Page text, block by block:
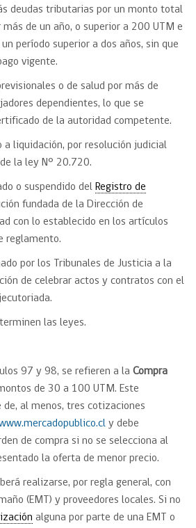
deudas tributarias por un monto total
de un año, o superior a 200 UTM e
período superior a dos años, sin que
vigente.
o de salud por más de
dependientes, lo que se
de la autoridad competente.
a liquidación, por resolución judicial
la ley N° 20.720.
o suspendido del Registro de
fundada de la Dirección de
con lo establecido en los artículos
reglamento.
por los Tribunales de Justicia a la
de celebrar actos y contratos con el
las leyes.
97 y 98, se refieren a la Compra
de 30 a 100 UTM. Este
al menos, tres cotizaciones
y debe
de compra si no se selecciona al
la oferta de menor precio.
realizarse, por regla general, con
(EMT) y proveedores locales. Si no
alguna por parte de una EMT o